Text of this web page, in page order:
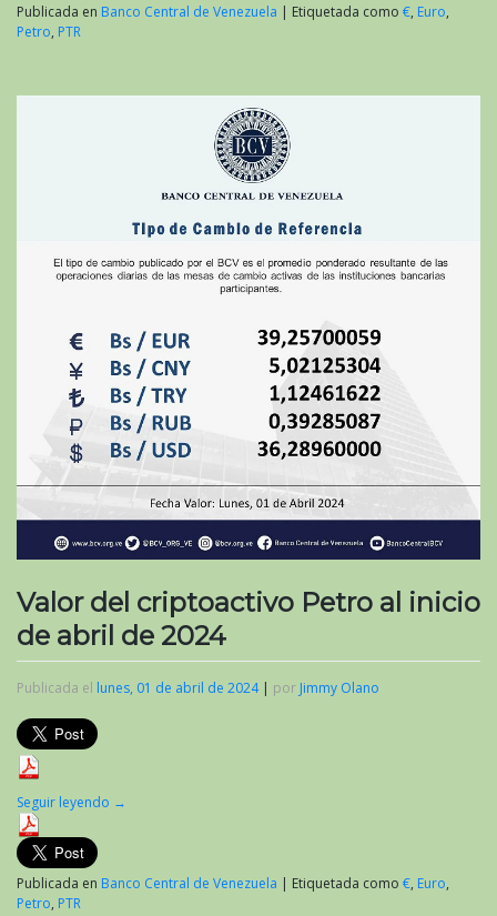
Publicada en Banco Central de Venezuela | Etiquetada como €, Euro,
Petro, PTR
Valor del criptoactivo Petro al inicio
de abril de 2024
Publicada el lunes, 01 de abril de 2024| por Jimmy Olano
Seguir leyendo →
Publicada en Banco Central de Venezuela | Etiquetada como €, Euro,
Petro, PTR